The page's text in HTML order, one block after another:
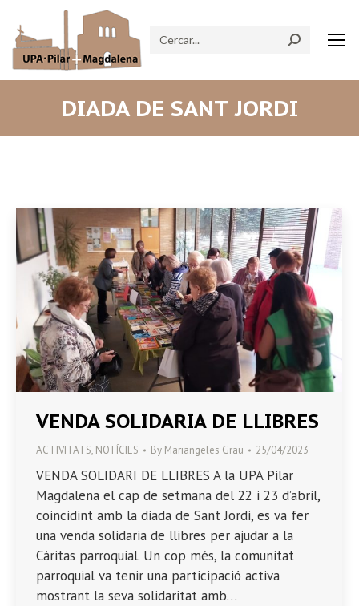
Search:
DIADA DE SANT JORDI
VENDA SOLIDARIA DE LLIBRES
ACTIVITATS, NOTÍCIES By Mariangeles Grau 25/04/2023
VENDA SOLIDARI DE LLIBRES A la UPA Pilar
Magdalena el cap de setmana del 22 i 23 d’abril,
coincidint amb la diada de Sant Jordi, es va fer
una venda solidaria de llibres per ajudar a la
Càritas parroquial. Un cop més, la comunitat
parroquial va tenir una participació activa
mostrant la seva solidaritat amb…